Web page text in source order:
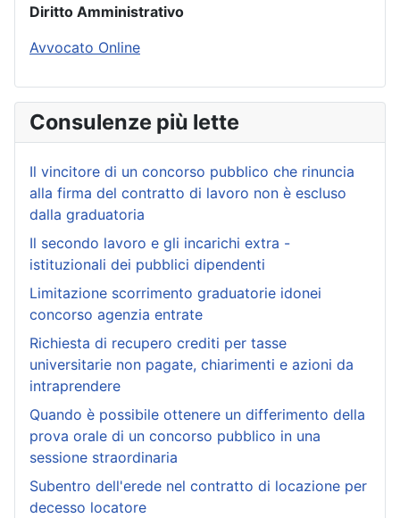
Diritto Amministrativo
Avvocato Online
Consulenze più lette
Il vincitore di un concorso pubblico che rinuncia
alla firma del contratto di lavoro non è escluso
dalla graduatoria
Il secondo lavoro e gli incarichi extra -
istituzionali dei pubblici dipendenti
Limitazione scorrimento graduatorie idonei
concorso agenzia entrate
Richiesta di recupero crediti per tasse
universitarie non pagate, chiarimenti e azioni da
intraprendere
Quando è possibile ottenere un differimento della
prova orale di un concorso pubblico in una
sessione straordinaria
Subentro dell'erede nel contratto di locazione per
decesso locatore